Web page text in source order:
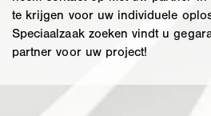
te krijgen voor uw individuele
Speciaalzaak zoeken vindt u
partner voor uw project!